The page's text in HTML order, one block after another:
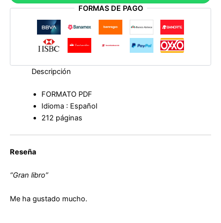
cantidad
FORMAS DE PAGO
Descripción
FORMATO PDF
Idioma : Español
212 páginas
Reseña
“Gran libro”
Me ha gustado mucho.